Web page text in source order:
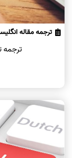
ترجمه مقاله